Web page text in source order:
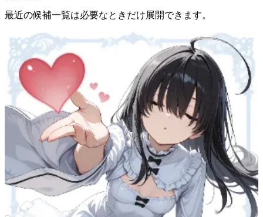
最近の候補一覧は必要なときだけ展開できます。
表示